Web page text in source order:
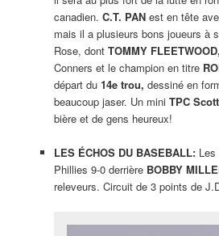
canadien. C.T. PANest en tête
mais il a plusieurs bons joueurs à
Rose, dont TOMMY FLEETWOOD,
Conners et le champion en titre
départ du 14e trou, dessiné en
beaucoup jaser. Un mini TPC
bière et de gens heureux!
LES ÉCHOS DU BASEBALL:
Phillies 9-0 derrière BOBBY
releveurs. Circuit de 3 points de